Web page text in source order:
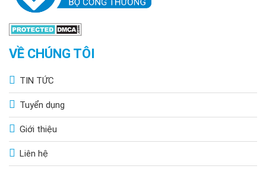
VỀ CHÚNG TÔI
TIN TỨC
Tuyển dụng
Giới thiệu
Liên hệ